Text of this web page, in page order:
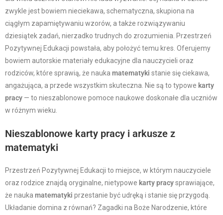
zwykle jest bowiem nieciekawa, schematyczna, skupiona na
ciągłym zapamiętywaniu wzorów, a także rozwiązywaniu
dziesiątek zadań, nierzadko trudnych do zrozumienia. Przestrzeń
Pozytywnej Edukacji powstała, aby położyć temu kres. Oferujemy
bowiem autorskie materiały edukacyjne dla nauczycieli oraz
rodziców, które sprawią, że nauka matematyki stanie się ciekawa,
angażująca, a przede wszystkim skuteczna. Nie są to typowe karty
pracy — to nieszablonowe pomoce naukowe doskonałe dla uczniów
w różnym wieku.
Nieszablonowe karty pracy i arkusze z
matematyki
Przestrzeń Pozytywnej Edukacji to miejsce, w którym nauczyciele
oraz rodzice znajdą oryginalne, nietypowe karty pracysprawiające,
że nauka matematyki przestanie być udręką i stanie się przygodą.
Układanie domina z równań? Zagadki na Boże Narodzenie, które